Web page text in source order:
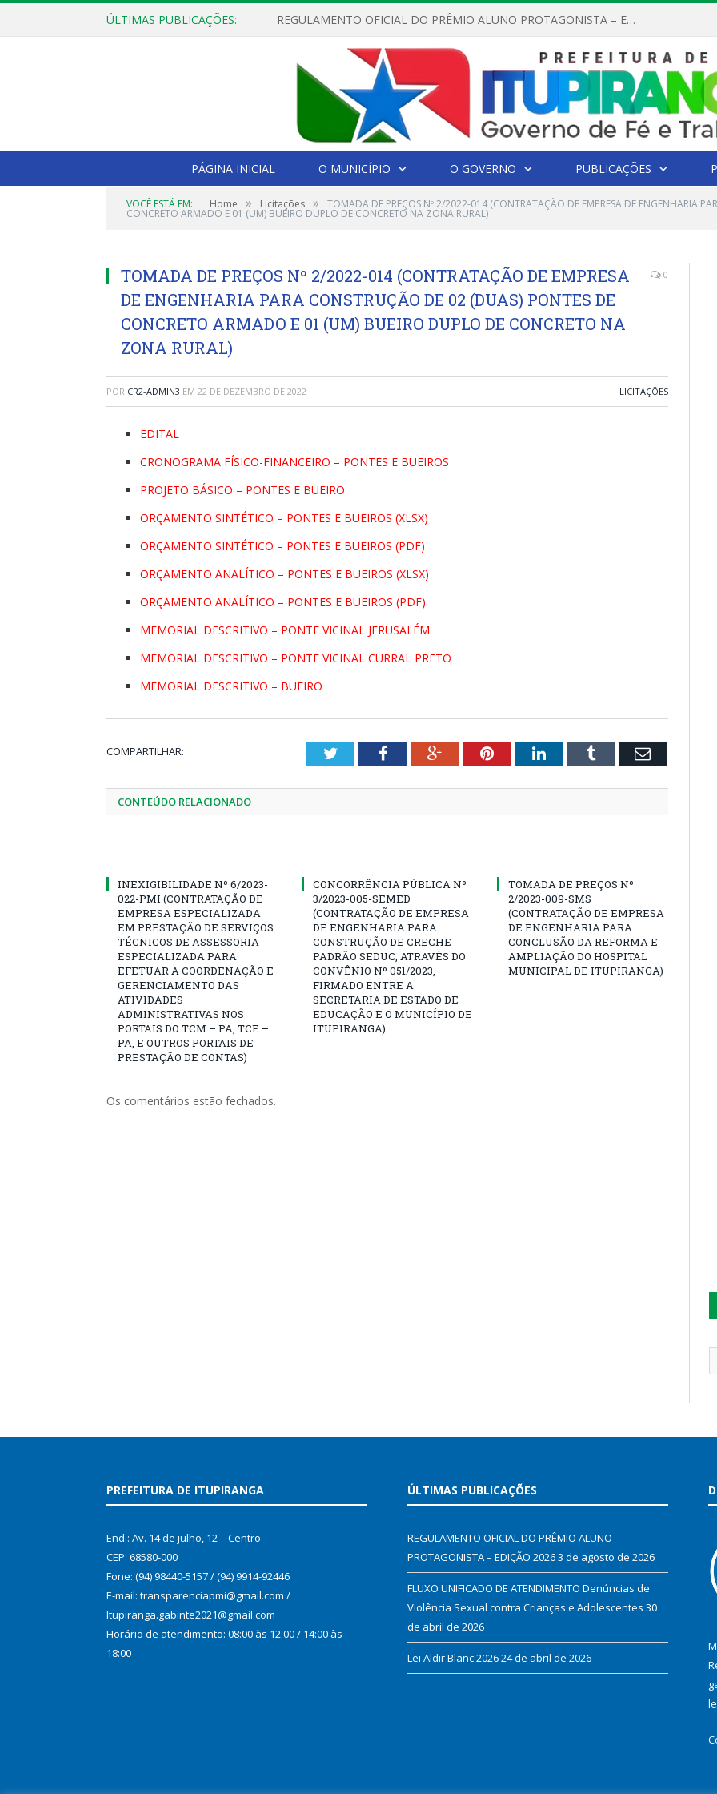
ÚLTIMAS PUBLICAÇÕES: REGULAMENTO OFICIAL DO PRÊMIO ALUNO PROTAGONISTA – EDIÇÃO 2026
PÁGINA INICIAL O MUNICÍPIO O GOVERNO PUBLICAÇÕES
VOCÊ ESTÁ EM: Home » Licitações » TOMADA DE PREÇOS Nº 2/2022-014 (CONTRATAÇÃO DE EMPRESA DE ENGENHARIA
CONCRETO ARMADO E 01 (UM) BUEIRO DUPLO DE CONCRETO NA ZONA RURAL)
TOMADA DE PREÇOS Nº 2/2022-014 (CONTRATAÇÃO DE EMPRESA
DE ENGENHARIA PARA CONSTRUÇÃO DE 02 (DUAS) PONTES DE
CONCRETO ARMADO E 01 (UM) BUEIRO DUPLO DE CONCRETO NA
ZONA RURAL)
0
POR CR2-ADMIN3 EM 22 DE DEZEMBRO DE 2022 LICITAÇÕES
EDITAL
CRONOGRAMA FÍSICO-FINANCEIRO – PONTES E BUEIROS
PROJETO BÁSICO – PONTES E BUEIRO
ORÇAMENTO SINTÉTICO – PONTES E BUEIROS (XLSX)
ORÇAMENTO SINTÉTICO – PONTES E BUEIROS (PDF)
ORÇAMENTO ANALÍTICO – PONTES E BUEIROS (XLSX)
ORÇAMENTO ANALÍTICO – PONTES E BUEIROS (PDF)
MEMORIAL DESCRITIVO – PONTE VICINAL JERUSALÉM
MEMORIAL DESCRITIVO – PONTE VICINAL CURRAL PRETO
MEMORIAL DESCRITIVO – BUEIRO
COMPARTILHAR: TwitterFacebookGoogle+PinterestLinkedInTumblr Email
CONTEÚDO RELACIONADO
INEXIGIBILIDADE Nº 6/2023-
022-PMI (CONTRATAÇÃO DE
EMPRESA ESPECIALIZADA
EM PRESTAÇÃO DE SERVIÇOS
TÉCNICOS DE ASSESSORIA
ESPECIALIZADA PARA
EFETUAR A COORDENAÇÃO E
GERENCIAMENTO DAS
ATIVIDADES
ADMINISTRATIVAS NOS
PORTAIS DO TCM – PA, TCE –
PA, E OUTROS PORTAIS DE
PRESTAÇÃO DE CONTAS)
CONCORRÊNCIA PÚBLICA Nº
3/2023-005-SEMED
(CONTRATAÇÃO DE EMPRESA
DE ENGENHARIA PARA
CONSTRUÇÃO DE CRECHE
PADRÃO SEDUC, ATRAVÉS DO
CONVÊNIO Nº 051/2023,
FIRMADO ENTRE A
SECRETARIA DE ESTADO DE
EDUCAÇÃO E O MUNICÍPIO DE
ITUPIRANGA)
TOMADA DE PREÇOS Nº
2/2023-009-SMS
(CONTRATAÇÃO DE EMPRESA
DE ENGENHARIA PARA
CONCLUSÃO DA REFORMA E
AMPLIAÇÃO DO HOSPITAL
MUNICIPAL DE ITUPIRANGA)
Os comentários estão fechados.
PREFEITURA DE ITUPIRANGA
End.: Av. 14 de julho, 12 – Centro
CEP: 68580-000
Fone: (94) 98440-5157 / (94) 9914-92446
E-mail: transparenciapmi@gmail.com /
Itupiranga.gabinte2021@gmail.com
Horário de atendimento: 08:00 às 12:00 / 14:00 às
18:00
ÚLTIMAS PUBLICAÇÕES
REGULAMENTO OFICIAL DO PRÊMIO ALUNO
PROTAGONISTA – EDIÇÃO 20263 de agosto de 2026
FLUXO UNIFICADO DE ATENDIMENTO Denúncias de
Violência Sexual contra Crianças e Adolescentes 30
de abril de 2026
Lei Aldir Blanc 202624 de abril de 2026